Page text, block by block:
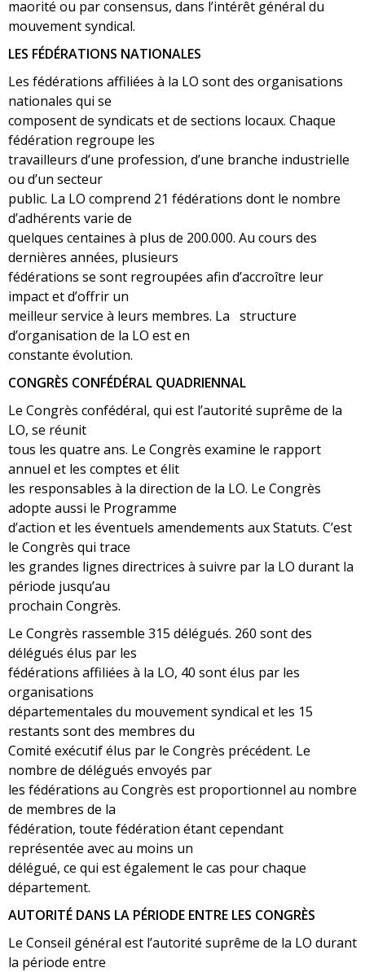
maorité ou par consensus, dans l’intérêt général du
mouvement syndical.
LES FÉDÉRATIONS NATIONALES
Les fédérations affiliées à la LO sont des organisations
nationales qui se
composent de syndicats et de sections locaux. Chaque
fédération regroupe les
travailleurs d’une profession, d’une branche industrielle
ou d’un secteur
public. La LO comprend 21 fédérations dont le nombre
d’adhérents varie de
quelques centaines à plus de 200.000. Au cours des
dernières années, plusieurs
fédérations se sont regroupées afin d’accroître leur
impact et d’offrir un
meilleur service à leurs membres. La structure
d’organisation de la LO est en
constante évolution.
CONGRÈS CONFÉDÉRAL QUADRIENNAL
Le Congrès confédéral, qui est l’autorité suprême de la
LO, se réunit
tous les quatre ans. Le Congrès examine le rapport
annuel et les comptes et élit
les responsables à la direction de la LO. Le Congrès
adopte aussi le Programme
d’action et les éventuels amendements aux Statuts. C’est
le Congrès qui trace
les grandes lignes directrices à suivre par la LO durant la
période jusqu’au
prochain Congrès.
Le Congrès rassemble 315 délégués. 260 sont des
délégués élus par les
fédérations affiliées à la LO, 40 sont élus par les
organisations
départementales du mouvement syndical et les 15
restants sont des membres du
Comité exécutif élus par le Congrès précédent. Le
nombre de délégués envoyés par
les fédérations au Congrès est proportionnel au nombre
de membres de la
fédération, toute fédération étant cependant
représentée avec au moins un
délégué, ce qui est également le cas pour chaque
département.
AUTORITÉ DANS LA PÉRIODE ENTRE LES CONGRÈS
Le Conseil général est l’autorité suprême de la LO durant
la période entre